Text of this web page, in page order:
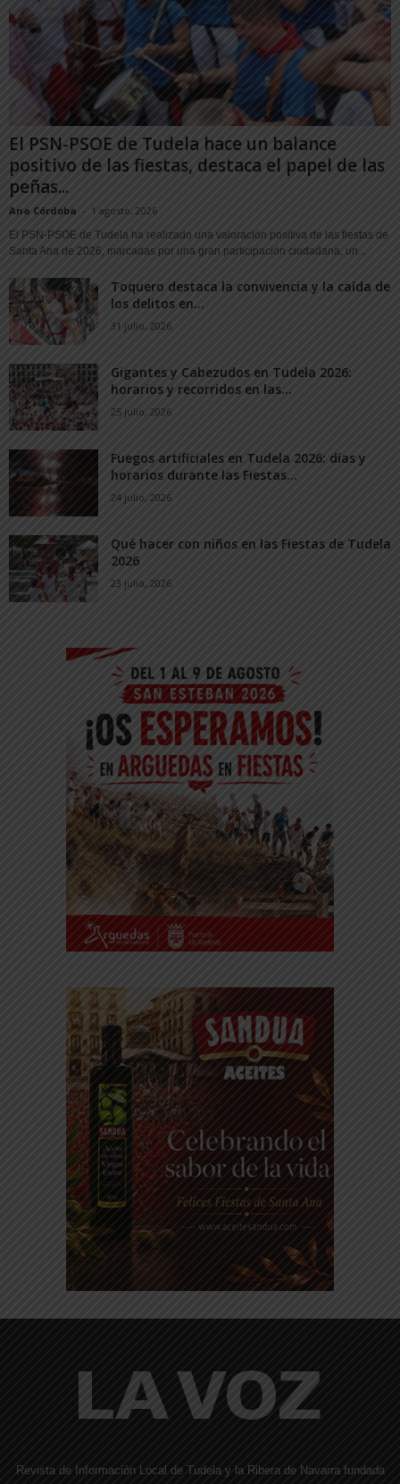
El PSN-PSOE de Tudela hace un balance
positivo de las fiestas, destaca el papel de las
peñas...
Ana Córdoba - 1 agosto, 2026
El PSN-PSOE de Tudela ha realizado una valoración positiva de las fiestas de
Santa Ana de 2026, marcadas por una gran participación ciudadana, un...
Toquero destaca la convivencia y la caída de
los delitos en...
31 julio, 2026
Gigantes y Cabezudos en Tudela 2026:
horarios y recorridos en las...
25 julio, 2026
Fuegos artificiales en Tudela 2026: días y
horarios durante las Fiestas...
24 julio, 2026
Qué hacer con niños en las Fiestas de Tudela
2026
23 julio, 2026
Revista de Información Local de Tudela y la Ribera de Navarra fundada